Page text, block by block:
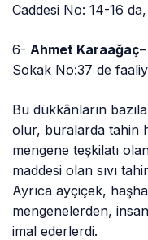
Caddesi No: 14-16 da,
6-Ahmet Karaağaç
Sokak No:37 de
Bu dükkânların
olur, buralarda tahin
mengene teşkilatı
maddesi olan sıvı
Ayrıca ayçiçek,
mengenelerden,
imal ederlerdi.